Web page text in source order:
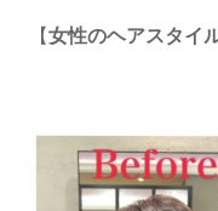
【女性のヘアスタイ